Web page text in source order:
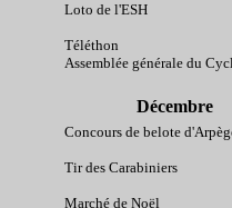
Loto de l'ESH
Téléthon
Assemblée générale du
Décembre
Concours de belote
Tir des Carabiniers
Marché de Noël